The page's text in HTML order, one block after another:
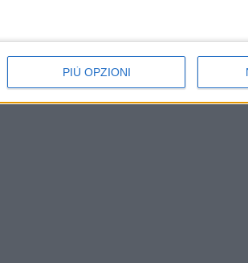
PIÙ OPZIONI